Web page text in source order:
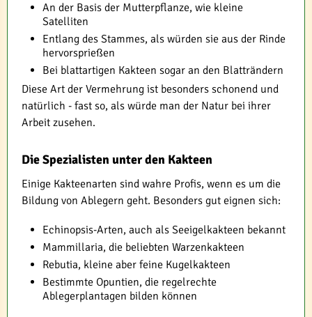
An der Basis der Mutterpflanze, wie kleine
Satelliten
Entlang des Stammes, als würden sie aus der Rinde
hervorsprießen
Bei blattartigen Kakteen sogar an den Blatträndern
Diese Art der Vermehrung ist besonders schonend und
natürlich - fast so, als würde man der Natur bei ihrer
Arbeit zusehen.
Die Spezialisten unter den Kakteen
Einige Kakteenarten sind wahre Profis, wenn es um die
Bildung von Ablegern geht. Besonders gut eignen sich:
Echinopsis-Arten, auch als Seeigelkakteen bekannt
Mammillaria, die beliebten Warzenkakteen
Rebutia, kleine aber feine Kugelkakteen
Bestimmte Opuntien, die regelrechte
Ablegerplantagen bilden können